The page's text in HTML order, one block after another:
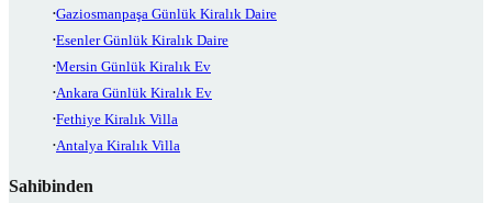
Gaziosmanpaşa Günlük Kiralık Daire
Esenler Günlük Kiralık Daire
Mersin Günlük Kiralık Ev
Ankara Günlük Kiralık Ev
Fethiye Kiralık Villa
Antalya Kiralık Villa
Sahibinden